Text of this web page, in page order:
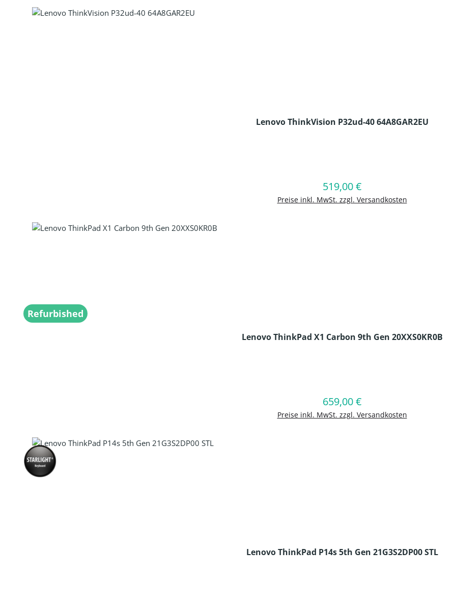
Lenovo ThinkVision P32ud-40 64A8GAR2EU
Regulärer Preis:
519,00 €
Preise inkl. MwSt. zzgl. Versandkosten
In den Warenkorb
Refurbished
Lenovo ThinkPad X1 Carbon 9th Gen 20XXS0KR0B
Regulärer Preis:
659,00 €
Preise inkl. MwSt. zzgl. Versandkosten
In den Warenkorb
Lenovo ThinkPad P14s 5th Gen 21G3S2DP00 STL